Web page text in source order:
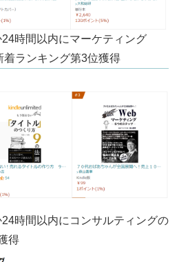
24時間以内にマーケティング
ランキング第3位獲得
24時間以内にコンサルティングの
得